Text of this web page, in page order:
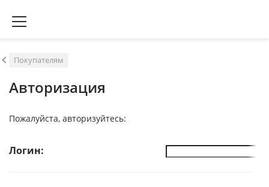
Покупателям
Авторизация
Пожалуйста, авторизуйтесь:
Логин: